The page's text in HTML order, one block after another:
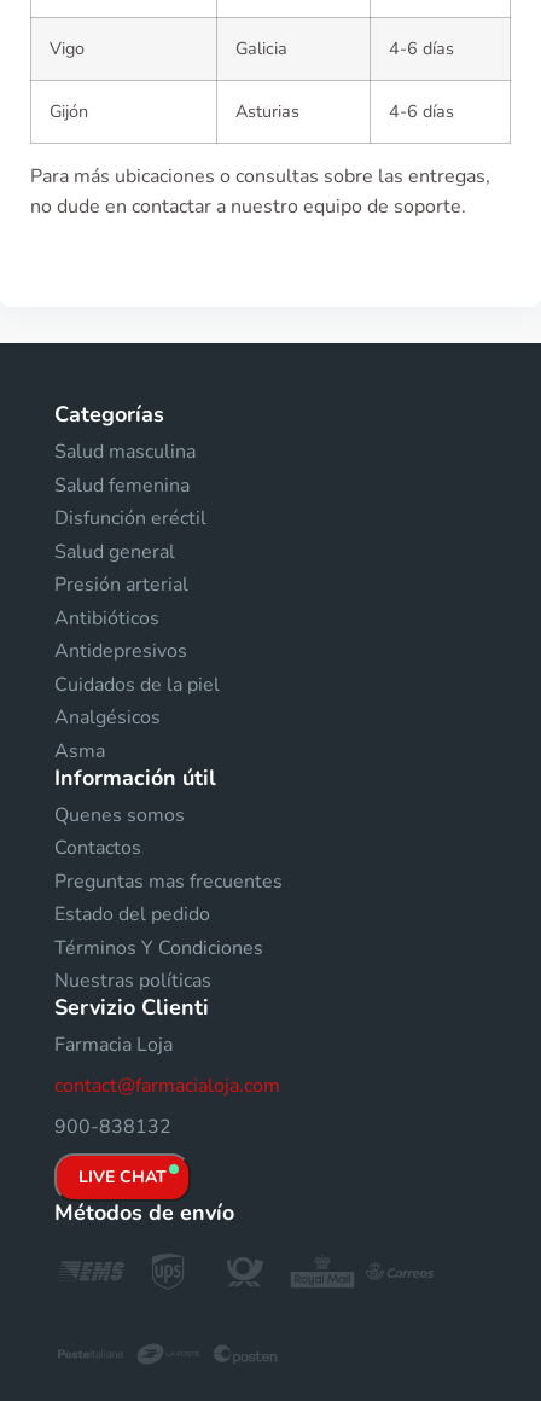
Vigo Galicia 4-6 días
Gijón Asturias 4-6 días
Para más ubicaciones o consultas sobre las entregas,
no dude en contactar a nuestro equipo de soporte.
Categorías
Salud masculina
Salud femenina
Disfunción eréctil
Salud general
Presión arterial
Antibióticos
Antidepresivos
Cuidados de la piel
Analgésicos
Asma
Información útil
Quenes somos
Contactos
Preguntas mas frecuentes
Estado del pedido
Términos Y Condiciones
Nuestras políticas
Servizio Clienti
Farmacia Loja
contact@farmacialoja.com
900-838132
LIVE CHAT
Métodos de envío